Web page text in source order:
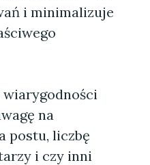
i minimalizuje
na
postu, liczbę
i czy inni